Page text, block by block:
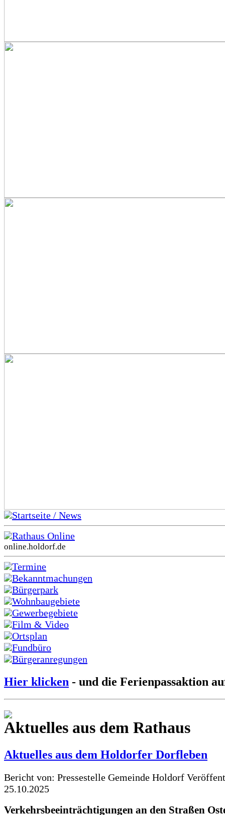
Startseite / News
Rathaus Online
online.holdorf.de
Termine
Bekanntmachungen
Bürgerpark
Wohnbaugebiete
Gewerbegebiete
Film & Video
Ortsplan
Fundbüro
Bürgeranregungen
Hier klicken - und die Ferienpassaktion
Aktuelles aus dem Rathaus
Aktuelles aus dem Holdorfer Dorfleben
Bericht von: Pressestelle Gemeinde Holdorf
25.10.2025
Verkehrsbeeinträchtigungen an den Straßen